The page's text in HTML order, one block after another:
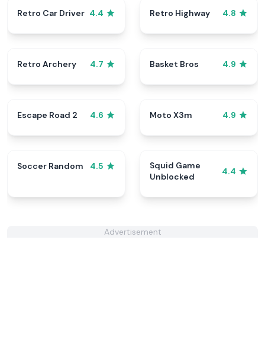
Retro Car Driver 4.4 Retro Highway 4.8
Retro Archery 4.7 Basket Bros 4.9
Escape Road 2 4.6 Moto X3m 4.9
Soccer Random 4.5
Squid Game
Unblocked
4.4
Advertisement